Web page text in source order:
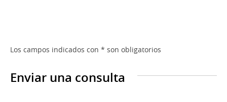
Los campos indicados con * son obligatorios
Enviar una consulta